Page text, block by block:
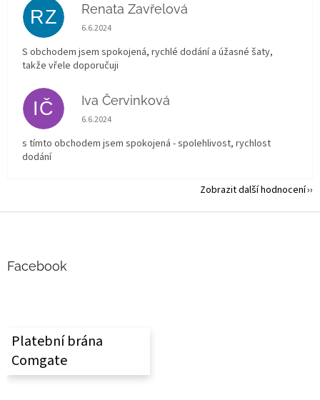
RZ Renata Zavřelová
Hodnocení obchodu je 5 z 5 hvězdiček.
6.6.2024
S obchodem jsem spokojená, rychlé dodání a úžasné šaty,
takže vřele doporučuji
IČ Iva Červinková
Hodnocení obchodu je 5 z 5 hvězdiček.
6.6.2024
s tímto obchodem jsem spokojená - spolehlivost, rychlost
dodání
Zobrazit další hodnocení
Facebook
Platební brána
Comgate